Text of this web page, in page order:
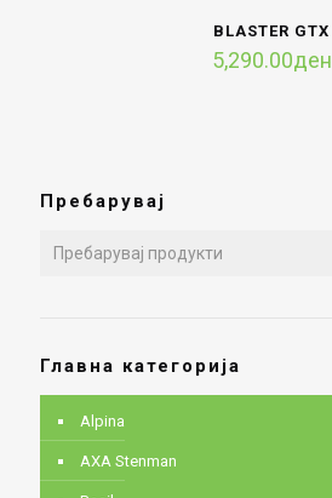
BLASTER GTX
5,290.00ден
Пребарувај
Главна категорија
Alpina
AXA Stenman